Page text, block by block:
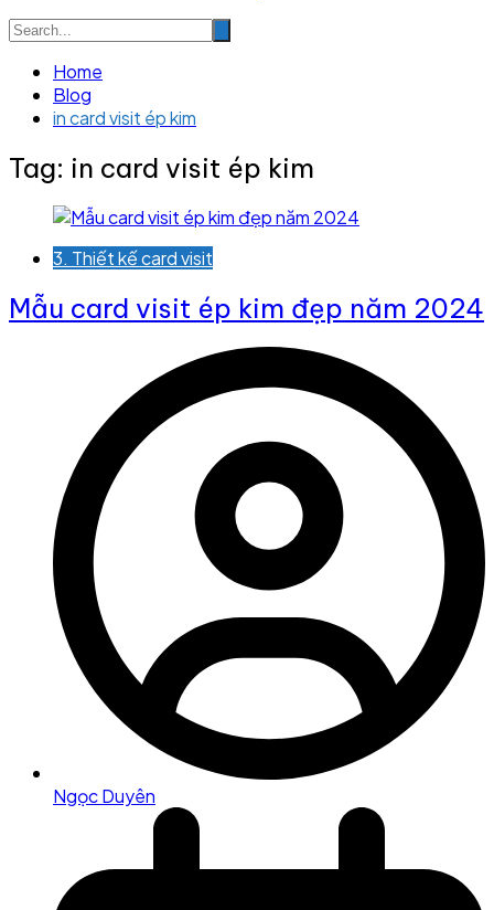
Home
Blog
in card visit ép kim
Tag: in card visit ép kim
3. Thiết kế card visit
Mẫu card visit ép kim đẹp năm 2024
Ngọc Duyên